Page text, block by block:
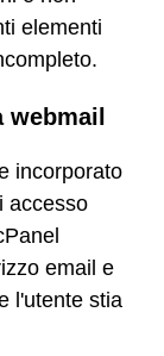
elementi
incorporato
accesso
email e
l'utente stia